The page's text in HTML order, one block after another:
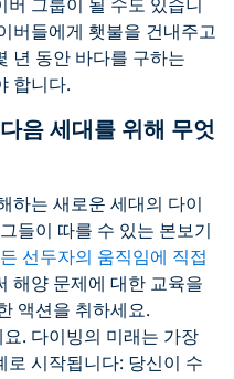
버들에게 횃불을 건내주고
년 동안 바다를 구하는
합니다.
음 세대를 위해 무엇
하는 새로운 세대의 다이
들이 따를 수 있는 본보기
선두자의 움직임에 직접
해양 문제에 대한 교육을
액션을 취하세요.
. 다이빙의 미래는 가장
시작됩니다: 당신이 수